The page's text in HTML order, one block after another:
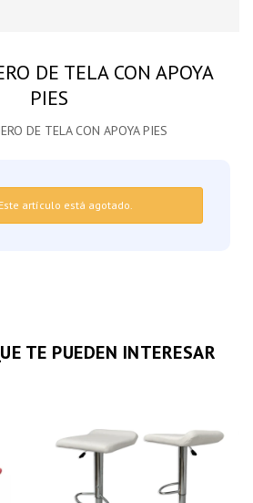
DE TELA CON APOYA
PIES
DE TELA CON APOYA PIES
Este artículo está agotado.
TE PUEDEN INTERESAR